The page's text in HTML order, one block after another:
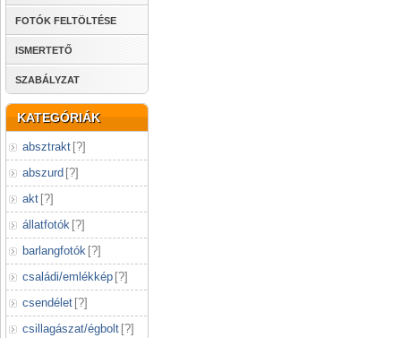
FOTÓK FELTÖLTÉSE
ISMERTETŐ
SZABÁLYZAT
KATEGÓRIÁK
absztrakt [?]
abszurd [?]
akt [?]
állatfotók [?]
barlangfotók [?]
családi/emlékkép [?]
csendélet [?]
csillagászat/égbolt [?]